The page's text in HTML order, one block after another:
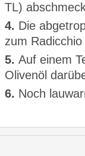
TL)
4. Die
zum
5. Auf einem
Olivenöl
6. Noch